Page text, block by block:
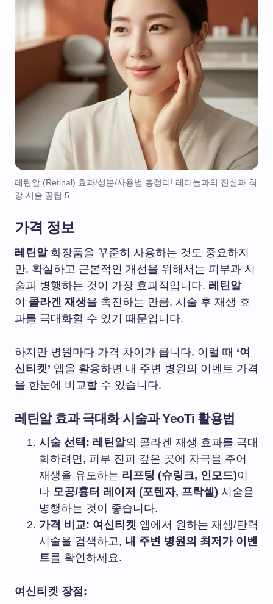
레틴알 (Retinal) 효과/성분/사용법 총정리! 레티놀과의 진실과 최
강 시술 꿀팁 5
가격 정보
레틴알화장품을 꾸준히 사용하는 것도 중요하지
만, 확실하고 근본적인 개선을 위해서는 피부과 시
술과 병행하는 것이 가장 효과적입니다. 레틴알
이 콜라겐 재생을 촉진하는 만큼, 시술 후 재생 효
과를 극대화할 수 있기 때문입니다.
하지만 병원마다 가격 차이가 큽니다. 이럴 때 ‘여
신티켓’ 앱을 활용하면 내 주변 병원의 이벤트 가격
을 한눈에 비교할 수 있습니다.
레틴알 효과 극대화 시술과 YeoTi 활용법
시술 선택: 레틴알의 콜라겐 재생 효과를 극대
화하려면, 피부 진피 깊은 곳에 자극을 주어
재생을 유도하는 리프팅 (슈링크, 인모드)이
나 모공/흉터 레이저 (포텐자, 프락셀) 시술을
병행하는 것이 좋습니다.
가격 비교: 여신티켓 앱에서 원하는 재생/탄력
시술을 검색하고, 내 주변 병원의 최저가 이벤
트를 확인하세요.
여신티켓 장점: